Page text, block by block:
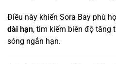
Điều này khiến Sora Bay phù
dài hạn, tìm kiếm biên độ tăng
sóng ngắn hạn.